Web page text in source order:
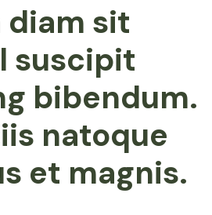
diam sit
suscipit
bibendum.
natoque
et magnis.